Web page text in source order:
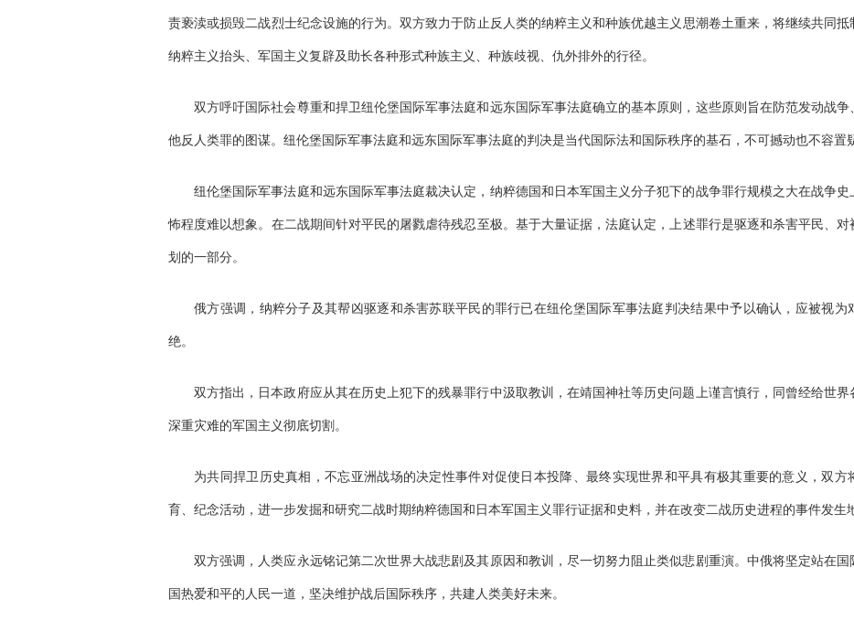
责亵渎或损毁二战烈士纪念设施的行为。双方致力于防止反人类的纳粹主义和种族优越主义思潮卷土重来，将继续共同
纳粹主义抬头、军国主义复辟及助长各种形式种族主义、种族歧视、仇外排外的行径。
双方呼吁国际社会尊重和捍卫纽伦堡国际军事法庭和远东国际军事法庭确立的基本原则，这些原则旨在防范发动战
他反人类罪的图谋。纽伦堡国际军事法庭和远东国际军事法庭的判决是当代国际法和国际秩序的基石，不可撼动也不容置
纽伦堡国际军事法庭和远东国际军事法庭裁决认定，纳粹德国和日本军国主义分子犯下的战争罪行规模之大在战争
怖程度难以想象。在二战期间针对平民的屠戮虐待残忍至极。基于大量证据，法庭认定，上述罪行是驱逐和杀害平民、
划的一部分。
俄方强调，纳粹分子及其帮凶驱逐和杀害苏联平民的罪行已在纽伦堡国际军事法庭判决结果中予以确认，应被视为
绝。
双方指出，日本政府应从其在历史上犯下的残暴罪行中汲取教训，在靖国神社等历史问题上谨言慎行，同曾经给世
深重灾难的军国主义彻底切割。
为共同捍卫历史真相，不忘亚洲战场的决定性事件对促使日本投降、最终实现世界和平具有极其重要的意义，双方
育、纪念活动，进一步发掘和研究二战时期纳粹德国和日本军国主义罪行证据和史料，并在改变二战历史进程的事件发生
双方强调，人类应永远铭记第二次世界大战悲剧及其原因和教训，尽一切努力阻止类似悲剧重演。中俄将坚定站在
国热爱和平的人民一道，坚决维护战后国际秩序，共建人类美好未来。